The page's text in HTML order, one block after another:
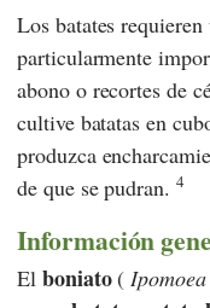
Los batates
particularmente
abono o recortes de
cultive batatas en
produzca
de que se pudran.4
Información
El boniato(